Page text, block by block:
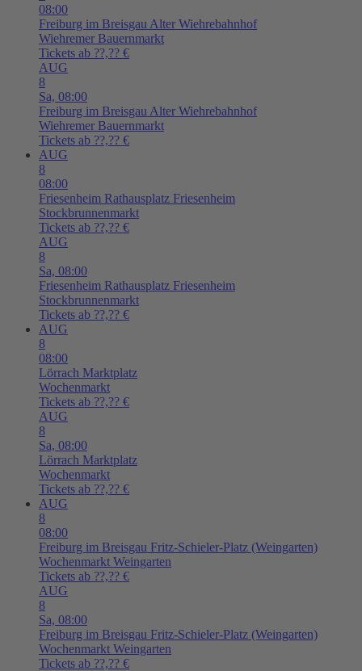
08:00
Freiburg im Breisgau Alter Wiehrebahnhof
Wiehremer Bauernmarkt
Tickets ab ??,?? €
AUG
8
Sa, 08:00
Freiburg im Breisgau Alter Wiehrebahnhof
Wiehremer Bauernmarkt
Tickets ab ??,?? €
AUG
8
08:00
Friesenheim Rathausplatz Friesenheim
Stockbrunnenmarkt
Tickets ab ??,?? €
AUG
8
Sa, 08:00
Friesenheim Rathausplatz Friesenheim
Stockbrunnenmarkt
Tickets ab ??,?? €
AUG
8
08:00
Lörrach Marktplatz
Wochenmarkt
Tickets ab ??,?? €
AUG
8
Sa, 08:00
Lörrach Marktplatz
Wochenmarkt
Tickets ab ??,?? €
AUG
8
08:00
Freiburg im Breisgau Fritz-Schieler-Platz (Weingarten)
Wochenmarkt Weingarten
Tickets ab ??,?? €
AUG
8
Sa, 08:00
Freiburg im Breisgau Fritz-Schieler-Platz (Weingarten)
Wochenmarkt Weingarten
Tickets ab ??,?? €